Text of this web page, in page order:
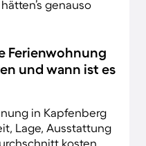
genauso
Ferienwohnung
und wann ist es
in Kapfenberg
Lage, Ausstattung
kosten